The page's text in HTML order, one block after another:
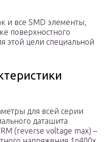
и все SMD элементы,
поверхностного
этой цели специальной
для всей серии
даташита
(reverse voltage max) –